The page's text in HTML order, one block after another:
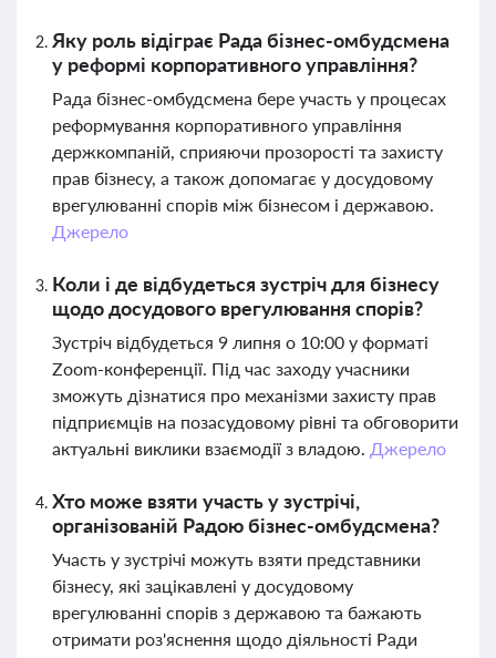
Яку роль відіграє Рада бізнес-омбудсмена
у реформі корпоративного управління?
Рада бізнес-омбудсмена бере участь у процесах
реформування корпоративного управління
держкомпаній, сприяючи прозорості та захисту
прав бізнесу, а також допомагає у досудовому
врегулюванні спорів між бізнесом і державою.
Джерело
Коли і де відбудеться зустріч для бізнесу
щодо досудового врегулювання спорів?
Зустріч відбудеться 9 липня о 10:00 у форматі
Zoom-конференції. Під час заходу учасники
зможуть дізнатися про механізми захисту прав
підприємців на позасудовому рівні та обговорити
актуальні виклики взаємодії з владою. Джерело
Хто може взяти участь у зустрічі,
організованій Радою бізнес-омбудсмена?
Участь у зустрічі можуть взяти представники
бізнесу, які зацікавлені у досудовому
врегулюванні спорів з державою та бажають
отримати роз'яснення щодо діяльності Ради